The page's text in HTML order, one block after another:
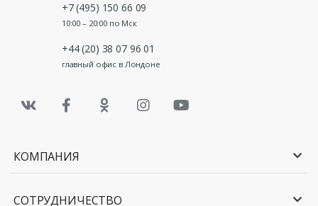
+7 (495) 150 66 09
10:00 – 20:00 по Мск
+44 (20) 38 07 96 01
главный офис в Лондоне
КОМПАНИЯ
СОТРУДНИЧЕСТВО